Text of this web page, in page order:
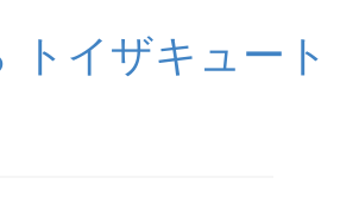
トイザキュート